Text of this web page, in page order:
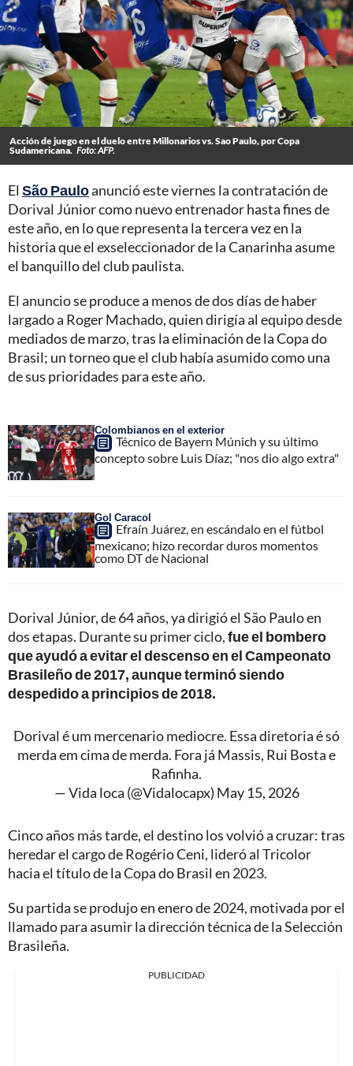
Acción de juego en el duelo entre Millonarios vs. Sao Paulo, por Copa
Sudamericana. Foto: AFP.
El São Pauloanunció este viernes la contratación de
Dorival Júnior como nuevo entrenador hasta fines de
este año, en lo que representa la tercera vez en la
historia que el exseleccionador de la Canarinha asume
el banquillo del club paulista.
El anuncio se produce a menos de dos días de haber
largado a Roger Machado, quien dirigía al equipo desde
mediados de marzo, tras la eliminación de la Copa do
Brasil; un torneo que el club había asumido como una
de sus prioridades para este año.
Colombianos en el exterior
Técnico de Bayern Múnich y su último
concepto sobre Luis Díaz; "nos dio algo extra"
Gol Caracol
Efraín Juárez, en escándalo en el fútbol
mexicano; hizo recordar duros momentos
como DT de Nacional
Dorival Júnior, de 64 años, ya dirigió el São Paulo en
dos etapas. Durante su primer ciclo,fue el bombero
que ayudó a evitar el descenso en el Campeonato
Brasileño de 2017, aunque terminó siendo
despedido a principios de 2018.
Dorival é um mercenario mediocre. Essa diretoria é só
merda em cima de merda. Fora já Massis, Rui Bosta e
Rafinha.
— Vida loca (@Vidalocapx) May 15, 2026
Cinco años más tarde, el destino los volvió a cruzar: tras
heredar el cargo de Rogério Ceni, lideró al Tricolor
hacia el título de la Copa do Brasil en 2023.
Su partida se produjo en enero de 2024, motivada por el
llamado para asumir la dirección técnica de la Selección
Brasileña.
PUBLICIDAD